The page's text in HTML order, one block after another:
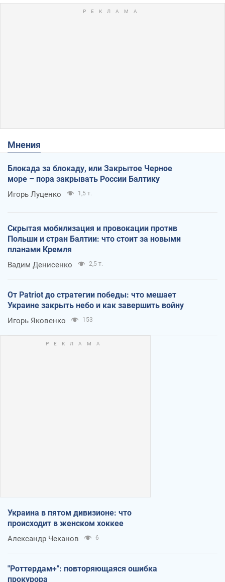
Мнения
Блокада за блокаду, или Закрытое Черное
море – пора закрывать России Балтику
Игорь Луценко 1,5 т.
Скрытая мобилизация и провокации против
Польши и стран Балтии: что стоит за новыми
планами Кремля
Вадим Денисенко 2,5 т.
От Patriot до стратегии победы: что мешает
Украине закрыть небо и как завершить войну
Игорь Яковенко 153
Украина в пятом дивизионе: что
происходит в женском хоккее
Александр Чеканов 6
"Роттердам+": повторяющаяся ошибка
прокурора